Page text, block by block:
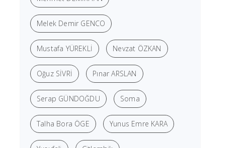
Melek Demir GENCO
Mustafa YÜREKLİ Nevzat ÖZKAN
Oğuz SİVRİ Pınar ARSLAN
Serap GÜNDOĞDU Soma
Talha Bora ÖGE Yunus Emre KARA